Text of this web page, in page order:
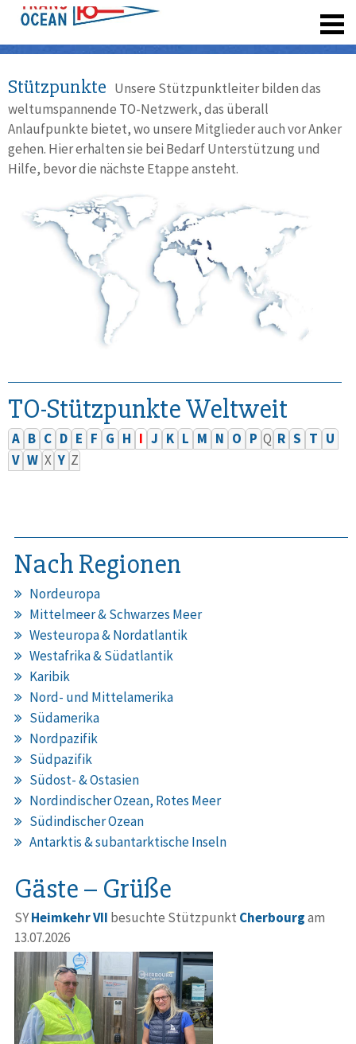
Stützpunkte Unsere Stützpunktleiter bilden das
weltumspannende TO-Netzwerk, das überall
Anlaufpunkte bietet, wo unsere Mitglieder auch vor Anker
gehen. Hier erhalten sie bei Bedarf Unterstützung und
Hilfe, bevor die nächste Etappe ansteht.
TO-Stützpunkte Weltweit
A B C D E F G H I J K L M N O P Q R S T U
V W X Y Z
Nach Regionen
Nordeuropa
Mittelmeer & Schwarzes Meer
Westeuropa & Nordatlantik
Westafrika & Südatlantik
Karibik
Nord- und Mittelamerika
Südamerika
Nordpazifik
Südpazifik
Südost- & Ostasien
Nordindischer Ozean, Rotes Meer
Südindischer Ozean
Antarktis & subantarktische Inseln
Gäste – Grüße
SYHeimkehr VII besuchte Stützpunkt Cherbourgam
13.07.2026